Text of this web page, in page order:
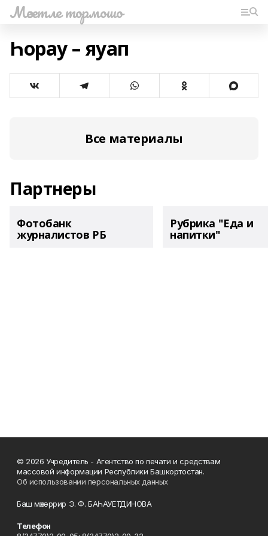
Мәсетле тормошо
Һорау – яуап
Все материалы
Партнеры
Фотобанк
журналистов РБ
Рубрика "Еда и
напитки"
© 2026 Учредитель - Агентство по печати и средствам
массовой информации Республики Башкортостан.
Об использовании персональных данных
Баш мөхәррир Э. Ф. БАҺАУЕТДИНОВА
Телефон